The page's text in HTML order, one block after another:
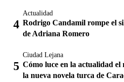
Actualidad
Rodrigo Candamil rompe el
de Adriana Romero
Ciudad Lejana
Cómo luce en la actualidad el
la nueva novela turca de